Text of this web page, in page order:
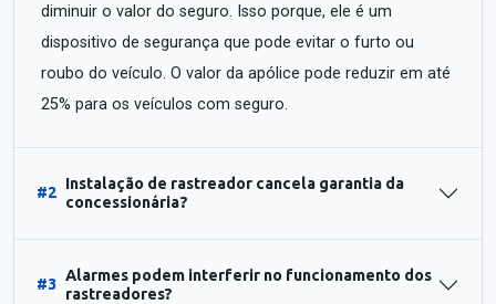
diminuir o valor do seguro. Isso porque, ele é um
dispositivo de segurança que pode evitar o furto ou
roubo do veículo. O valor da apólice pode reduzir em até
25% para os veículos com seguro.
#2
Instalação de rastreador cancela garantia da
concessionária?
#3
Alarmes podem interferir no funcionamento dos
rastreadores?